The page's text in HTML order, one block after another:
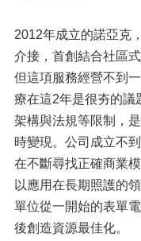
2012年成立的諾亞克
介接，首創結合社區
但這項服務經營不到
療在這2年是很夯的議
架構與法規等限制，
時變現。公司成立不
在不斷尋找正確商業
以應用在長期照護的
單位從一開始的表單
後創造資源最佳化。